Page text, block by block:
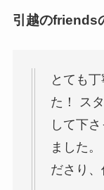
引越のfriends
とても
た！ ス
して下
ました
ださり、